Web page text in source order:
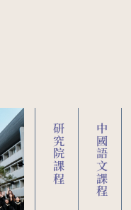
研究院課程 中國語文課程